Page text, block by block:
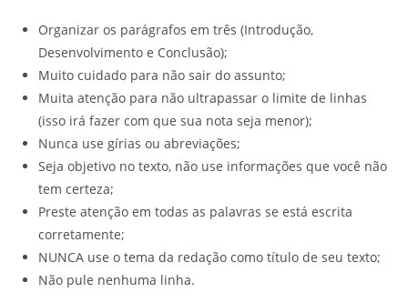
Organizar os parágrafos em três (Introdução,
Desenvolvimento e Conclusão);
Muito cuidado para não sair do assunto;
Muita atenção para não ultrapassar o limite de linhas
(isso irá fazer com que sua nota seja menor);
Nunca use gírias ou abreviações;
Seja objetivo no texto, não use informações que você não
tem certeza;
Preste atenção em todas as palavras se está escrita
corretamente;
NUNCA use o tema da redação como título de seu texto;
Não pule nenhuma linha.